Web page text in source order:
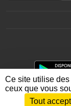
Envie de
Ce site utilise
ceux que vous
Tout